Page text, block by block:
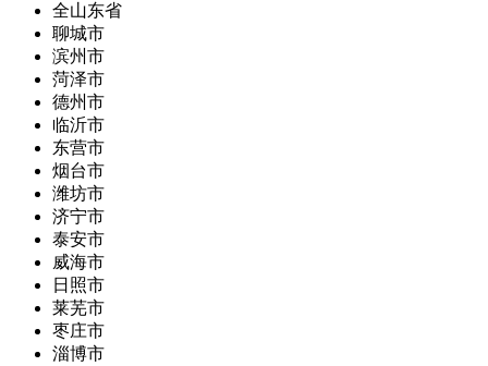
全山东省
聊城市
滨州市
菏泽市
德州市
临沂市
东营市
烟台市
潍坊市
济宁市
泰安市
威海市
日照市
莱芜市
枣庄市
淄博市